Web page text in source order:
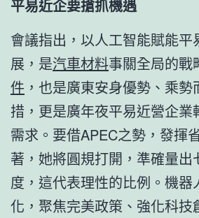
平易近企要搶抓機遇
會議指出，以人工智能賦能平
展，是汽車材料事關全局的戰
件 ，也是廣東安身優勢、乘
措，更是廣年夜平易近營企業
需求。要借APEC之勢，發揮
著，她將圓規打開，準確量出
度，這代表理性的比例。機器
化，聚焦完美政策、強化科技